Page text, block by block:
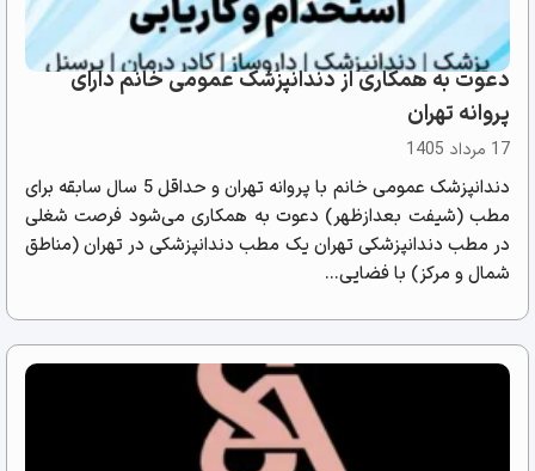
دعوت به همکاری از دندانپزشک عمومی خانم دارای
پروانه تهران
17 مرداد 1405
دندانپزشک عمومی خانم با پروانه تهران و حداقل 5 سال سابقه برای
مطب (شیفت بعدازظهر) دعوت به همکاری می‌شود فرصت شغلی
در مطب دندانپزشکی تهران یک مطب دندانپزشکی در تهران (مناطق
شمال و مرکز) با فضایی...